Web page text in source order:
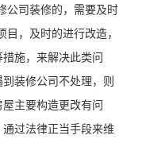
公司装修的，需要及时
，及时的进行改造，
施，来解决此类问
装修公司不处理，则
主要构造更改有问
过法律正当手段来维